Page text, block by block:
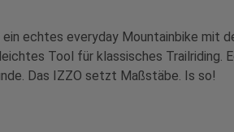
echtes everyday Mountainbike mit
Tool für klassisches Trailriding.
Das IZZO setzt Maßstäbe. Is so!